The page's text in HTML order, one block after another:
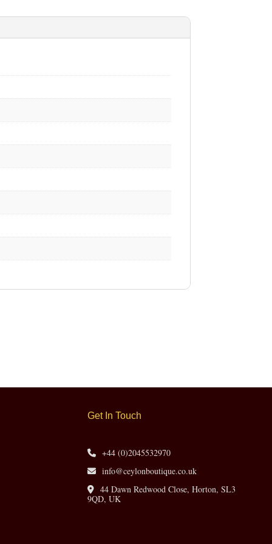
Get In Touch
+44 (0)2045532970
info@ceylonboutique.co.uk
44 Dawn Redwood Close, Horton, SL3
9QD, UK